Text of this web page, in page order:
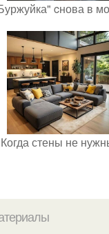
cнова в
Когда стены не